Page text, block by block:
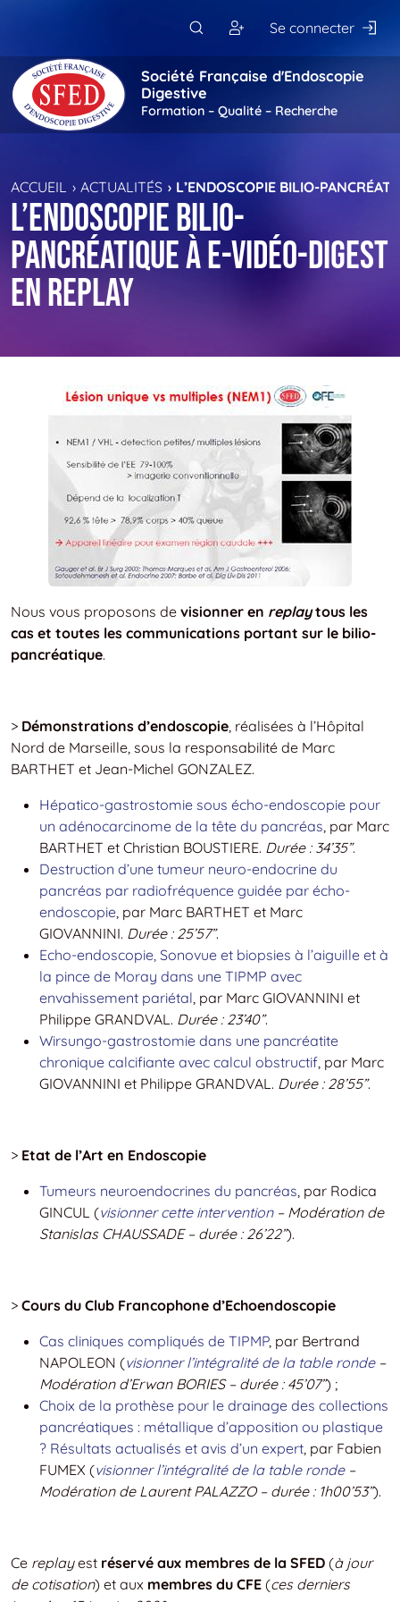
Se connecter
Société Française d'Endoscopie
Digestive
Formation – Qualité – Recherche
ACCUEIL ACTUALITÉS L’ENDOSCOPIE BILIO-
L’endoscopie bilio-
pancréatique à e-Vidéo-Digest
en replay
Nous vous proposons de visionner en replaytous les
cas et toutes les communications portant sur le bilio-
pancréatique.
> Démonstrations d’endoscopie , réalisées à l’Hôpital
Nord de Marseille, sous la responsabilité de Marc
BARTHET et Jean-Michel GONZALEZ.
Hépatico-gastrostomie sous écho-endoscopie pour
un adénocarcinome de la tête du pancréas , par Marc
BARTHET et Christian BOUSTIERE. Durée : 34’35”.
Destruction d’une tumeur neuro-endocrine du
pancréas par radiofréquence guidée par écho-
endoscopie , par Marc BARTHET et Marc
GIOVANNINI. Durée : 25’57”.
Echo-endoscopie, Sonovue et biopsies à l’aiguille et à
la pince de Moray dans une TIPMP avec
envahissement pariétal , par Marc GIOVANNINI et
Philippe GRANDVAL. Durée : 23’40”.
Wirsungo-gastrostomie dans une pancréatite
chronique calcifiante avec calcul obstructif , par Marc
GIOVANNINI et Philippe GRANDVAL. Durée : 28’55”.
> Etat de l’Art en Endoscopie
Tumeurs neuroendocrines du pancréas , par Rodica
GINCUL (visionner cette intervention– Modération de
Stanislas CHAUSSADE – durée : 26’22”).
> Cours du Club Francophone d’Echoendoscopie
Cas cliniques compliqués de TIPMP, par Bertrand
NAPOLEON (visionner l’intégralité de la table ronde–
Modération d’Erwan BORIES – durée : 45’07”) ;
Choix de la prothèse pour le drainage des collections
pancréatiques : métallique d’apposition ou plastique
? Résultats actualisés et avis d’un expert , par Fabien
FUMEX (visionner l’intégralité de la table ronde–
Modération de Laurent PALAZZO – durée : 1h00’53”).
Ce replayest réservé aux membres de la SFED (à jour
de cotisation) et aux membres du CFE (ces derniers